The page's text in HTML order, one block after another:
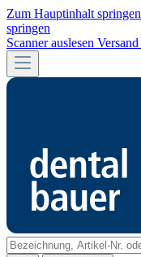
Zum Hauptinhalt springen
springen
Scanner auslesen Versand